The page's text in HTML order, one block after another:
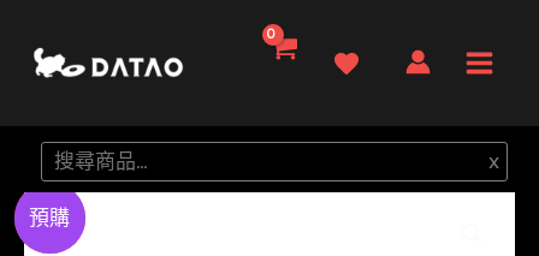
要
容
Menu
搜
尋
x
Preorder
特價